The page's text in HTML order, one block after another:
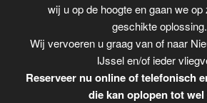
wij u op de hoogte en gaan we
geschikte oplossing.
Wij vervoeren u graag van of naar
IJssel en/of ieder
Reserveer nu online of telefonisch
die kan oplopen tot wel